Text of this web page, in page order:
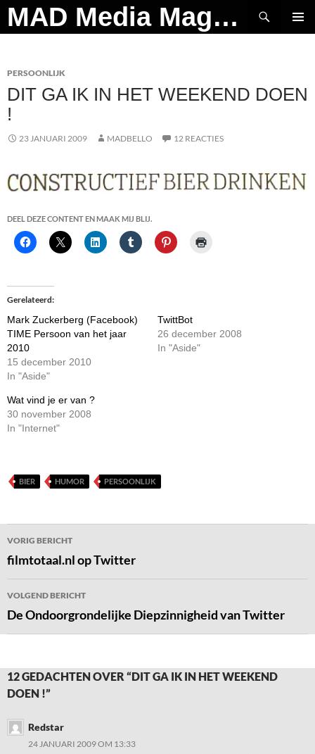
Ga
naar
MAD Media Magazine
Zoeken
PERSOONLIJK
DIT GA IK IN HET WEEKEND DOEN
!
23 JANUARI 2009 MADBELLO 12 REACTIES
DEEL DEZE CONTENT EN MAAK MIJ BLIJ.
Gerelateerd
Mark Zuckerberg (Facebook)
TIME Persoon van het jaar
2010
15 december 2010
In "Aside"
TwittBot
26 december 2008
In "Aside"
Wat vind je er van ?
30 november 2008
In "Internet"
BIER HUMOR PERSOONLIJK
Bericht
navigatie
VORIG BERICHT
filmtotaal.nl op Twitter
VOLGEND BERICHT
De Ondoorgrondelijke Diepzinnigheid van Twitter
12 GEDACHTEN OVER “DIT GA IK IN HET WEEKEND
DOEN !”
Redstar
24 JANUARI 2009 OM 13:33